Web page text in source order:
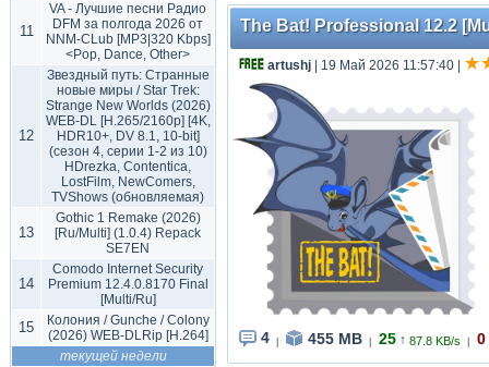
11
VA - Лучшие песни Радио
DFM за полгода 2026 от
NNM-CLub [MP3|320 Kbps]
<Pop, Dance, Other>
12
Звездный путь: Странные
новые миры / Star Trek:
Strange New Worlds (2026)
WEB-DL [H.265/2160p] [4K,
HDR10+, DV 8.1, 10-bit]
(сезон 4, серии 1-2 из 10)
HDrezka, Contentica,
LostFilm, NewComers,
TVShows (обновляемая)
13
Gothic 1 Remake (2026)
[Ru/Multi] (1.0.4) Repack
SE7EN
14
Comodo Internet Security
Premium 12.4.0.8170 Final
[Multi/Ru]
15
Колония / Gunche / Colony
(2026) WEB-DLRip [H.264]
текущей недели
The Bat! Professional 12.2
artushj | 19 Май 2026 11:57:40
4 455 MB 25 ↑ 87.8 KB/s 0